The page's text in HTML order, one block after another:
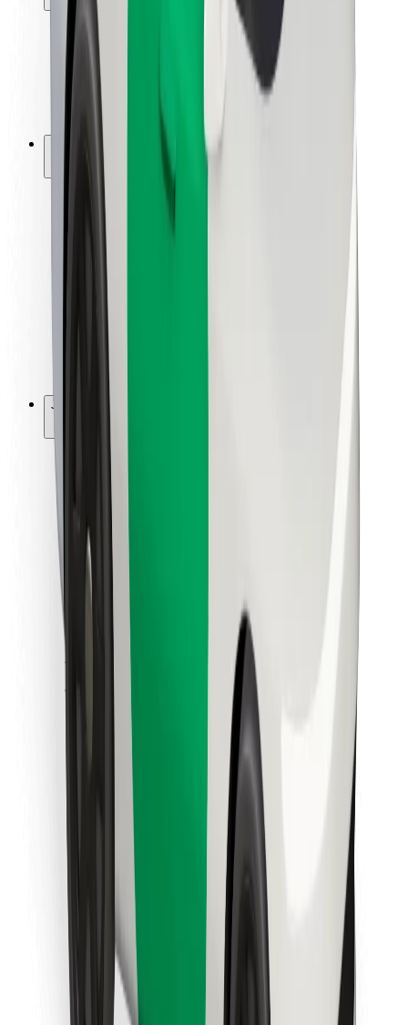
Lokality
Řešení pro města
Letiště
Nabíjecí stanice Bolt
Pro cestující
Bolt Food
Pro flotilové partnery
Pro restaurace
Jiné
Partneři
Obchodní podmínky
Cookies
Zabezpečení
Stáhněte si aplikaci Bolt
Objevte své oblíbené jídlo!
Stáhněte si aplikaci Bolt Food